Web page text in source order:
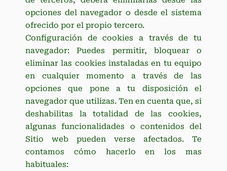
opciones del navegador o desde el sistema
ofrecido por el propio tercero.
Configuración de cookies a través de tu
navegador: Puedes permitir, bloquear o
eliminar las cookies instaladas en tu equipo
en cualquier momento a través de las
opciones que pone a tu disposición el
navegador que utilizas. Ten en cuenta que, si
deshabilitas la totalidad de las cookies,
algunas funcionalidades o contenidos del
Sitio web pueden verse afectados. Te
contamos cómo hacerlo en los mas
habituales: